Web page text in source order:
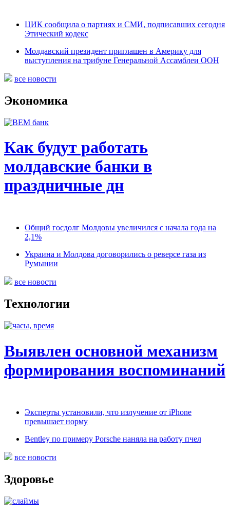
ЦИК сообщила о партиях и СМИ, подписавших сегодня
Этический кодекс
Молдавский президент приглашен в Америку для
выступления на трибуне Генеральной Ассамблеи ООН
все новости
Экономика
Как будут работать
молдавские банки в
праздничные дн
Общий госдолг Молдовы увеличился с начала года на
2,1%
Украина и Молдова договорились о реверсе газа из
Румынии
все новости
Технологии
Выявлен основной механизм
формирования воспоминаний
Эксперты установили, что излучение от iPhone
превышает норму
Bentley по примеру Porsche наняла на работу пчел
все новости
Здоровье